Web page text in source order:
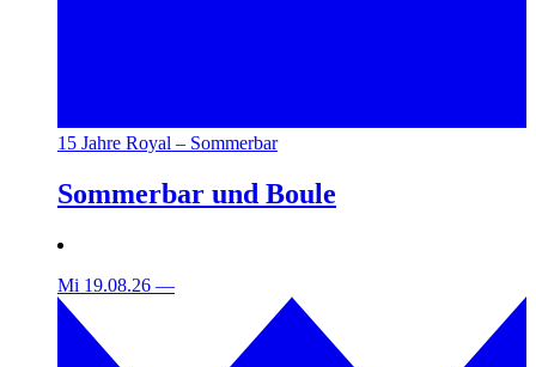
15 Jahre Royal – Sommerbar
Sommerbar und Boule
Mi 19.08.26 —